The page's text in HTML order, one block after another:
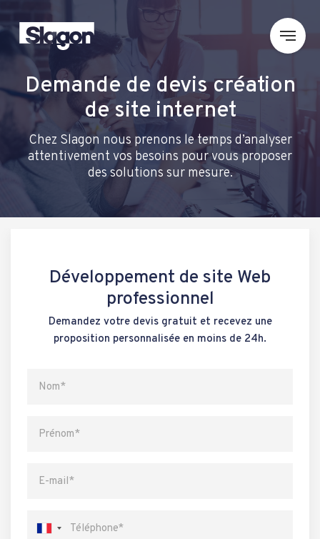
Demande de devis création
de site internet
Chez Slagon nous prenons le temps d’analyser
attentivement vos besoins pour vous proposer
des solutions sur mesure.
Développement de site Web
professionnel
Demandez votre devis gratuit et recevez une
proposition personnalisée en moins de 24h.